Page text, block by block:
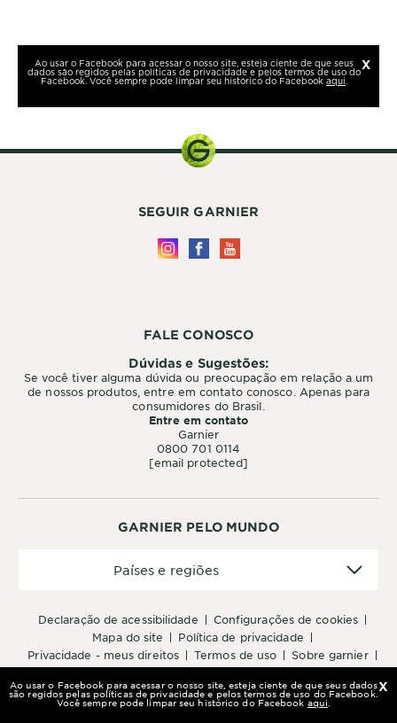
Ao usar o Facebook para acessar o nosso site, esteja ciente de que seus dados
são regidos pelas políticas de privacidade e pelos termos de uso do Facebook.
Você sempre pode limpar seu histórico do Facebook aqui
X
Ao usar o Facebook para acessar o nosso site, esteja ciente de que seus dados
são regidos pelas políticas de privacidade e pelos termos de uso do Facebook.
Você sempre pode limpar seu histórico do Facebook aqui
X
Ao usar o Facebook para acessar o nosso site, esteja ciente de que seus dados
são regidos pelas políticas de privacidade e pelos termos de uso do Facebook.
Você sempre pode limpar seu histórico do Facebook aqui
X
GARNIER PELO MUNDO
declaração de acessibilidade
configurações de cookies
mapa do site
política de privacidade
privacidade - meus direitos
termos de uso
sobre garnier
©2021 Garnier LLC
Países e regiões
FALE CONOSCO
Dúvidas e Sugestões:
Se você tiver alguma dúvida ou preocupação em relação a um
de nossos produtos, entre em contato conosco. Apenas para
consumidores do Brasil.
Entre em contato
Garnier
0800 701 0114
[email protected]
SEGUIR GARNIER